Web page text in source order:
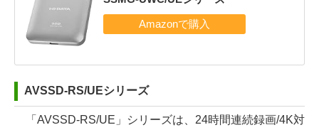
AVSSD-RS/UEシリーズ
「AVSSD-RS/UE」シリーズは、24時間連続録画/4K対